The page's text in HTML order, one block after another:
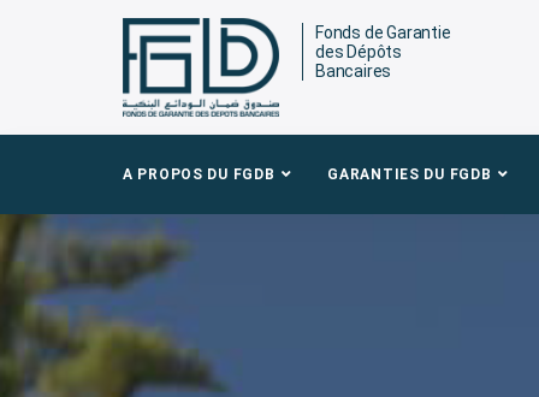
Fonds de Garantie
des Dépôts
Bancaires
A PROPOS DU FGDB GARANTIES DU FGDB